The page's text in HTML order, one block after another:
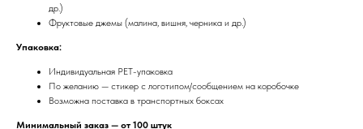
др.)
Фруктовые джемы (малина, вишня, черника и др.)
Упаковка:
Индивидуальная PET-упаковка
По желанию — стикер с логотипом/сообщением на коробочке
Возможна поставка в транспортных боксах
Минимальный заказ — от 100 штук